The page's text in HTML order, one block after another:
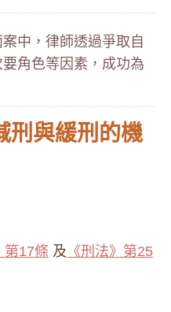
中，律師透過爭取自
角色等因素，成功為
刑與緩刑的機
第17條 及 《刑法》第25